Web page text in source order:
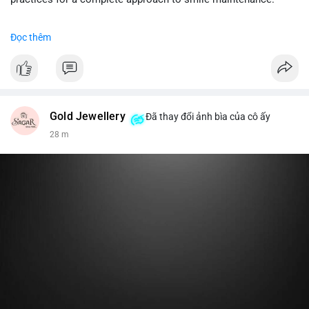
#8dot0316btc
Đọc thêm
Gold Jewellery Đã thay đổi ảnh bìa của cô ấy
28 m